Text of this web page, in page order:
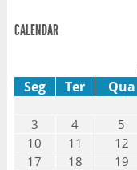
CALENDAR
Seg
Ter Qua
3
4 5
10
11 12
17
18 19